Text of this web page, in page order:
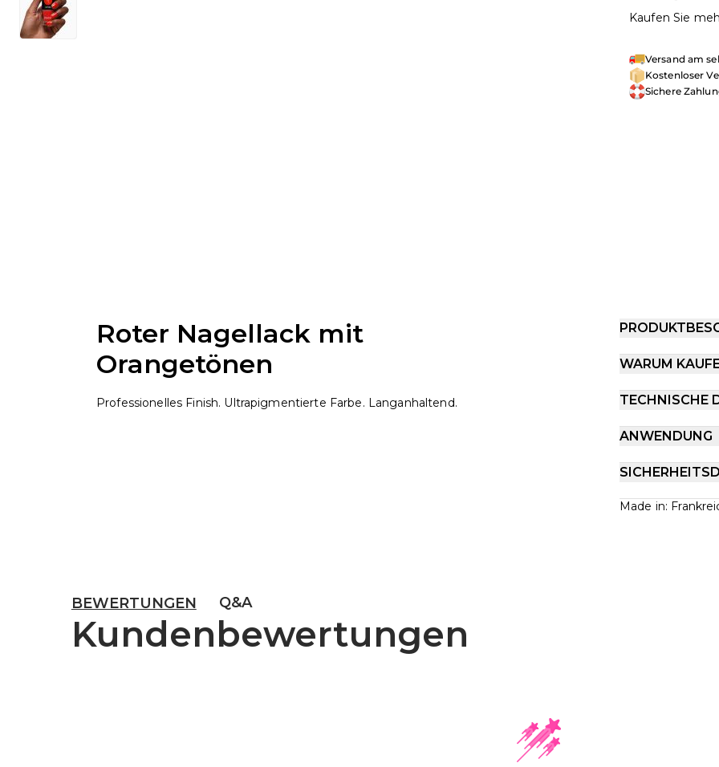
Kaufen Sie
Versand am
Kostenloser
Sichere
Roter Nagellack mit
Orangetönen
Professionelles Finish. Ultrapigmentierte Farbe. Langanhaltend.
WARUM
TECHNISCHE
ANWENDUNG
Made in:
BEWERTUNGEN Q&A
Kundenbewertungen